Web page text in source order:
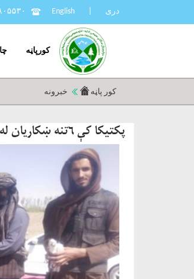
+۹۳ English دری
کورپاڼه
خبرونه کور پاڼه
پکتیکا کې ۶تنه ښکاریان له ۹-الوتونکو او ښکار له وسایلو سره ونیول شول